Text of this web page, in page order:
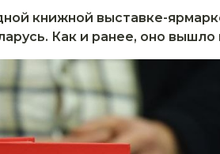
книжной выставке-
Как и ранее, оно